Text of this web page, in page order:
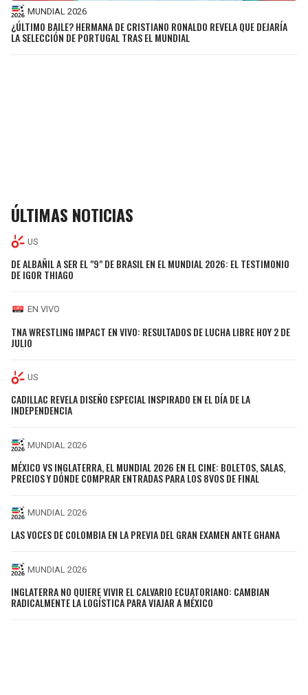
MUNDIAL 2026
¿ÚLTIMO BAILE? HERMANA DE CRISTIANO RONALDO REVELA QUE DEJARÍA
LA SELECCIÓN DE PORTUGAL TRAS EL MUNDIAL
ÚLTIMAS NOTICIAS
US
DE ALBAÑIL A SER EL "9" DE BRASIL EN EL MUNDIAL 2026: EL TESTIMONIO
DE IGOR THIAGO
EN VIVO
TNA WRESTLING IMPACT EN VIVO: RESULTADOS DE LUCHA LIBRE HOY 2 DE
JULIO
US
CADILLAC REVELA DISEÑO ESPECIAL INSPIRADO EN EL DÍA DE LA
INDEPENDENCIA
MUNDIAL 2026
MÉXICO VS INGLATERRA, EL MUNDIAL 2026 EN EL CINE: BOLETOS, SALAS,
PRECIOS Y DÓNDE COMPRAR ENTRADAS PARA LOS 8VOS DE FINAL
MUNDIAL 2026
LAS VOCES DE COLOMBIA EN LA PREVIA DEL GRAN EXAMEN ANTE GHANA
MUNDIAL 2026
INGLATERRA NO QUIERE VIVIR EL CALVARIO ECUATORIANO: CAMBIAN
RADICALMENTE LA LOGÍSTICA PARA VIAJAR A MÉXICO